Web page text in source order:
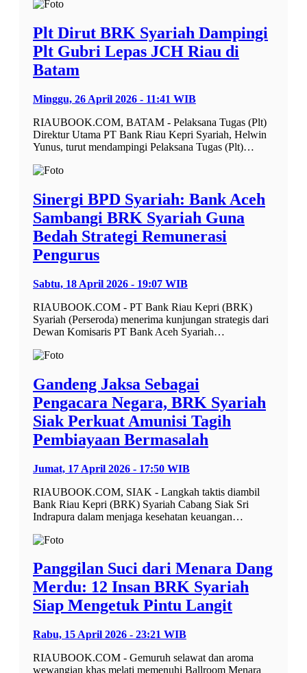
Plt Dirut BRK Syariah Dampingi
Plt Gubri Lepas JCH Riau di
Batam
Minggu, 26 April 2026 - 11:41 WIB
RIAUBOOK.COM, BATAM - Pelaksana Tugas (Plt)
Direktur Utama PT Bank Riau Kepri Syariah, Helwin
Yunus, turut mendampingi Pelaksana Tugas (Plt)…
Sinergi BPD Syariah: Bank Aceh
Sambangi BRK Syariah Guna
Bedah Strategi Remunerasi
Pengurus
Sabtu, 18 April 2026 - 19:07 WIB
RIAUBOOK.COM - PT Bank Riau Kepri (BRK)
Syariah (Perseroda) menerima kunjungan strategis dari
Dewan Komisaris PT Bank Aceh Syariah…
Gandeng Jaksa Sebagai
Pengacara Negara, BRK Syariah
Siak Perkuat Amunisi Tagih
Pembiayaan Bermasalah
Jumat, 17 April 2026 - 17:50 WIB
RIAUBOOK.COM, SIAK - Langkah taktis diambil
Bank Riau Kepri (BRK) Syariah Cabang Siak Sri
Indrapura dalam menjaga kesehatan keuangan…
Panggilan Suci dari Menara Dang
Merdu: 12 Insan BRK Syariah
Siap Mengetuk Pintu Langit
Rabu, 15 April 2026 - 23:21 WIB
RIAUBOOK.COM - Gemuruh selawat dan aroma
wewangian khas melati memenuhi Ballroom Menara